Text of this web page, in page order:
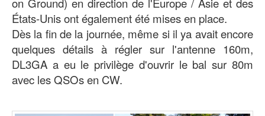
États-Unis ont également été mises en place.
Dès la fin de la journée, même si il ya avait encore
quelques détails à régler sur l'antenne 160m,
DL3GA a eu le privilège d'ouvrir le bal sur 80m
avec les QSOs en CW.